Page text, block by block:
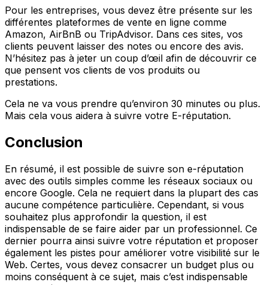
Pour les entreprises, vous devez être présente sur les
différentes plateformes de vente en ligne comme
Amazon, AirBnB ou TripAdvisor. Dans ces sites, vos
clients peuvent laisser des notes ou encore des avis.
N’hésitez pas à jeter un coup d’œil afin de découvrir ce
que pensent vos clients de vos produits ou
prestations.
Cela ne va vous prendre qu’environ 30 minutes ou plus.
Mais cela vous aidera à suivre votre E-réputation.
Conclusion
En résumé, il est possible de suivre son e-réputation
avec des outils simples comme les réseaux sociaux ou
encore Google. Cela ne requiert dans la plupart des cas
aucune compétence particulière. Cependant, si vous
souhaitez plus approfondir la question, il est
indispensable de se faire aider par un professionnel. Ce
dernier pourra ainsi suivre votre réputation et proposer
également les pistes pour améliorer votre visibilité sur le
Web. Certes, vous devez consacrer un budget plus ou
moins conséquent à ce sujet, mais c’est indispensable